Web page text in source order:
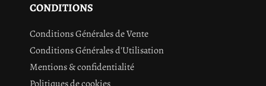
ALBUM (SANDALWOOD) OIL, BENZALDEHYDE,
OIL/EXTRACT, FARNESOL, JASMINE OIL/EXTRACT,
CI 14700 (RED 4), CI 19140 (YELLOW 5), CI 60730
(EXT. VIOLET 2)
CONDITIONS
Conditions Générales de Vente
Conditions Générales d'Utilisation
Mentions & confidentialité